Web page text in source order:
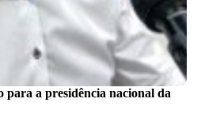
para a presidência nacional da